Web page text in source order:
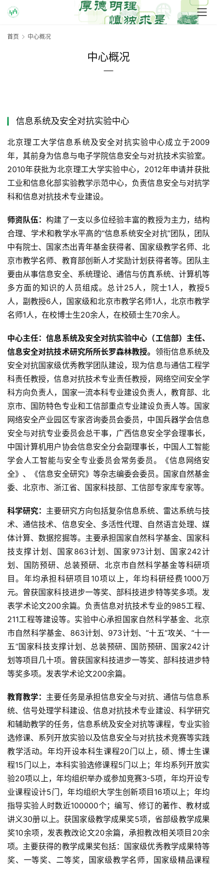
首页 中心概况
中心概况
信息系统及安全对抗实验中心
北京理工大学信息系统及安全对抗实验中心成立于2009
年，其前身为信息与电子学院信息安全与对抗技术实验室。
2010年获批为北京理工大学实验中心，2012年申请并获批
工业和信息化部实验教学示范中心，负责信息安全与对抗学
科和信息对抗技术专业建设。
师资队伍：构建了一支以多位经验丰富的教授为主力，结构
合理、学术和教学水平高的“信息系统安全对抗”团队，团队
中有院士、国家杰出青年基金获得者、国家级教学名师、北
京市教学名师、教育部创新人才奖励计划获得者等。团队主
要由从事信息安全、系统理论、通信与仿真系统、计算机等
多方面的知识的人员组成。总计25人，院士1人，教授5
人，副教授6人，国家级和北京市教学名师1人，北京市教学
名师1人，在校博士生20余人，在校硕士生70余人。
中心主任：信息系统及安全对抗实验中心（工信部）主任、
信息安全对抗技术研究所所长罗森林教授。 领衔信息系统及
安全对抗国家级优秀教学团队建设，现为信息与通信工程学
科责任教授，信息对抗技术专业责任教授，网络空间安全学
科方向负责人，国家一流本科专业建设负责人，教育部、北
京市、国防特色专业和工信部重点专业建设负责人等。国家
网络安全产业园区专家咨询委员会委员，中国兵器学会信息
安全与对抗专业委员会总干事，广西信息安全学会理事长，
中国计算机用户协会信息安全分会副理事长，中国人工智能
学会人工智能与安全专业委员会常务委员。《信息网络安
全》、《信息安全研究》等杂志编委会委员。国家自然基金
委、北京市、浙江省、国家科技部、工信部专家库专家等。
科学研究： 主要研究方向包括复杂信息系统、雷达系统与技
术、通信技术、信息安全、多活性代理、自然语言处理、媒
体计算、数据挖掘等。主要承担国家自然科学基金、国家科
技支撑计划、国家863计划、国家973计划、国家242计
划、国防预研、总装预研、北京市自然科学基金等科研项
目。年均承担科研项目10项以上，年均科研经费1000万
元。曾获国家科技进步一等奖、部科技进步特等奖多项。发
表学术论文200余篇。负责信息对抗技术专业的985工程、
211工程等建设等。实验中心承担国家自然科学基金、北京
市自然科学基金、863计划、973计划、“十五”攻关、“十一
五”国家科技支撑计划、总装预研、国防预研、国家242计
划等项目几十项。曾获国家科技进步一等奖、部科技进步特
等奖多项。发表学术论文200余篇。
教育教学： 主要任务是承担信息安全与对抗、通信与信息系
统、信号处理学科建设、信息对抗技术专业建设、科学研究
和辅助教学的任务，信息系统及安全对抗等课程，专业实验
选修课、系列开放实验以及信息安全与对抗技术竞赛等实践
教学活动。年均开设本科生课程20门以上，硕、博士生课
程15门以上，本科实验选修课程5门以上；年均系列开放实
验20项以上，年均组织举办或参加竞赛3-5项，年均开设专
业课程设计5门，年均组织大学生创新项目16项以上；年均
指导实验人时数近100000个；编写、修订的著作、教材或
讲义30册以上。获国家级教学成果奖5项，省部级教学成果
奖10余项，发表教改论文20余篇，承担教改相关项目20余
项。主要获得的教学成果奖包括：国家级优秀教学成果特等
奖、一等奖、二等奖，国家级教学名师，国家级精品课程